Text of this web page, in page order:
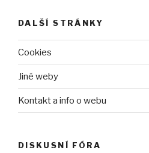
DALŠÍ STRÁNKY
Cookies
Jiné weby
Kontakt a info o webu
DISKUSNÍ FÓRA